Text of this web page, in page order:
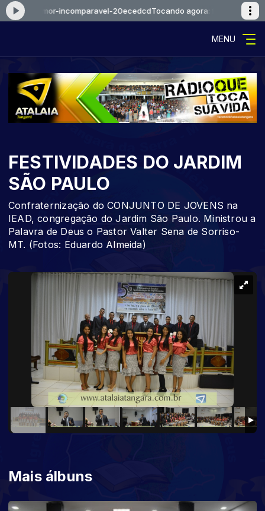
amor-incomparavel-20ecedcdTocando agora: falcaoejosue-
MENU
FESTIVIDADES DO JARDIM
SÃO PAULO
Confraternização do CONJUNTO DE JOVENS na
IEAD, congregação do Jardim São Paulo. Ministrou a
Palavra de Deus o Pastor Valter Sena de Sorriso-
MT. (Fotos: Eduardo Almeida)
Mais álbuns